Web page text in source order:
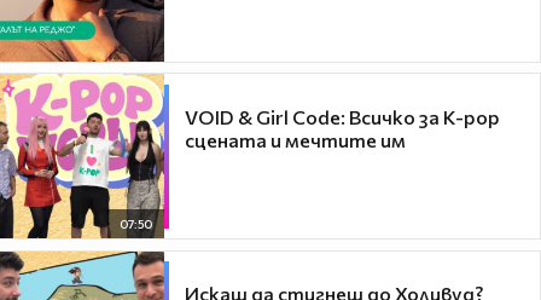
07:50
VOID & Girl Code: Всичко за K-pop
сцената и мечтите им
Искаш да стигнеш до Холивуд?